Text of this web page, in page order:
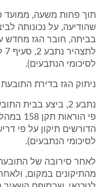
תוך פחות משעה, ממועד
שהודיעה, על נכונותה
לסיכומי הנתבעים).
ניתוק הגז בדירת
נתבע 2, ביצע בבית
פי
לסיכומי הנתבעים).
לאחר סירובה של
מהתיקונים במקום,